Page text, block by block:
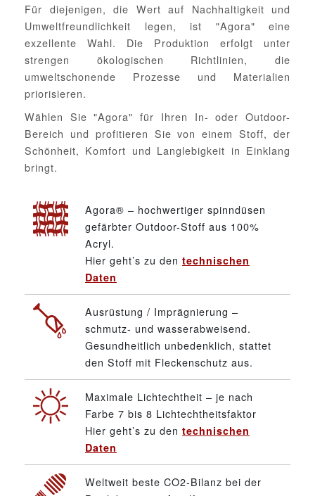
Für diejenigen, die Wert auf Nachhaltigkeit und
Umweltfreundlichkeit legen, ist "Agora" eine
exzellente Wahl. Die Produktion erfolgt unter
strengen ökologischen Richtlinien, die
umweltschonende Prozesse und Materialien
priorisieren.
Wählen Sie "Agora" für Ihren In- oder Outdoor-
Bereich und profitieren Sie von einem Stoff, der
Schönheit, Komfort und Langlebigkeit in Einklang
bringt.
Agora® – hochwertiger spinndüsen
gefärbter Outdoor-Stoff aus 100%
Acryl.
Hier geht’s zu den technischen
Daten
Ausrüstung / Imprägnierung –
schmutz- und wasserabweisend.
Gesundheitlich unbedenklich, stattet
den Stoff mit Fleckenschutz aus.
Maximale Lichtechtheit – je nach
Farbe 7 bis 8 Lichtechtheitsfaktor
Hier geht’s zu den technischen
Daten
Weltweit beste CO2-Bilanz bei der